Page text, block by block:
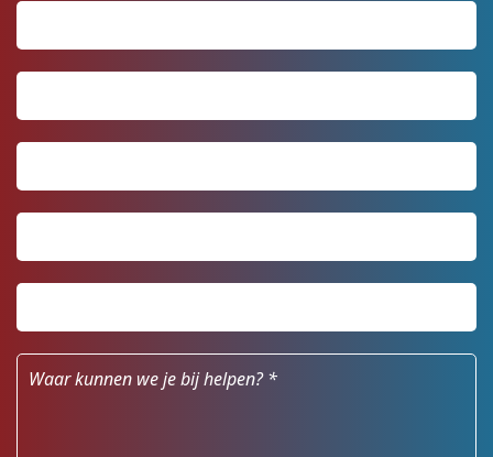
Achternaam
*
Telefoonnummer
*
Email
Postcode
*
Huisnummer
*
Waar
kunnen